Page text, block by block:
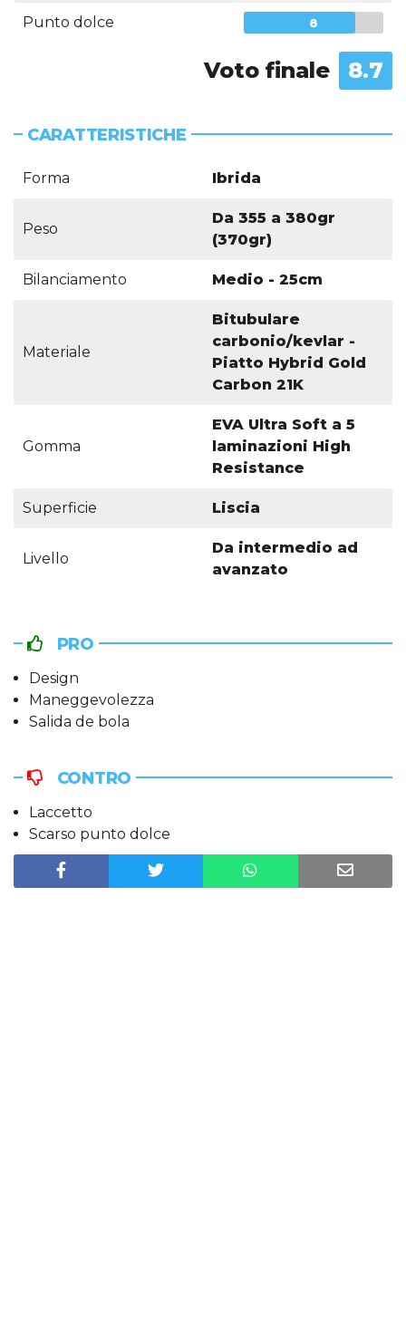
Punto dolce 8
Voto finale 8.7
CARATTERISTICHE
Forma Ibrida
Peso
Da 355 a 380gr
(370gr)
Bilanciamento Medio - 25cm
Materiale
Bitubulare
carbonio/kevlar -
Piatto Hybrid Gold
Carbon 21K
Gomma
EVA Ultra Soft a 5
laminazioni High
Resistance
Superficie Liscia
Livello
Da intermedio ad
avanzato
PRO
Design
Maneggevolezza
Salida de bola
CONTRO
Laccetto
Scarso punto dolce